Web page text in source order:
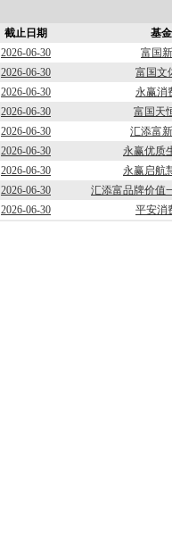
截止日期 基
2026-06-30
富国
2026-06-30
富国文
2026-06-30
永赢消
2026-06-30
富国天
2026-06-30
汇添富
2026-06-30
永赢优质
2026-06-30
永赢启航
2026-06-30
汇添富品牌价值
2026-06-30
平安消